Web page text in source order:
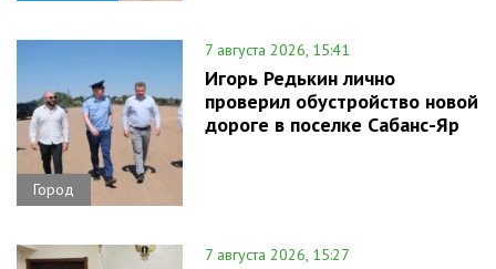
Город
7 августа 2026, 15:41
Игорь Редькин лично
проверил обустройство новой
дороге в поселке Сабанс-Яр
7 августа 2026, 15:27